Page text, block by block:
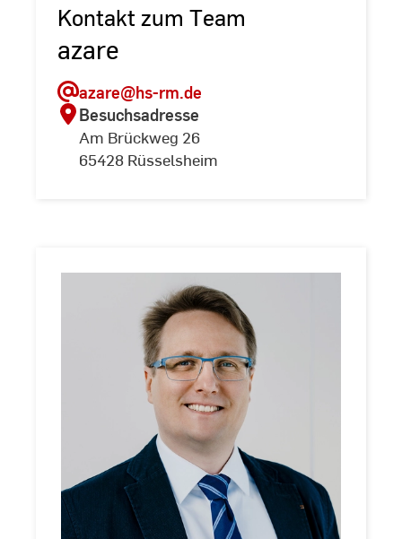
Kontakt zum Team
azare
azare@hs-rm.de
Besuchsadresse
Am Brückweg 26
65428 Rüsselsheim
Prof.
Dr.
Ulrich
Rost